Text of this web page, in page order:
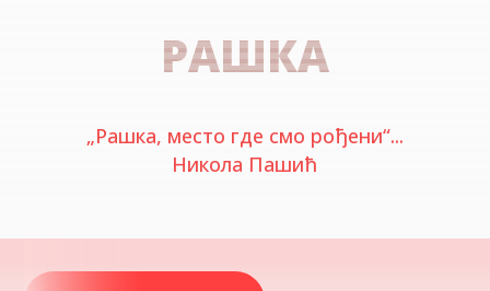
РАШКА
„Рашка, место где смо рођени“...
Никола Пашић